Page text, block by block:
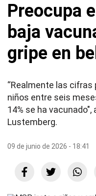
Preocupa
baja
gripe en
“Realmente las cifras
niños entre seis
14% se ha
Lustemberg.
09 de junio de 2026 - 18:41